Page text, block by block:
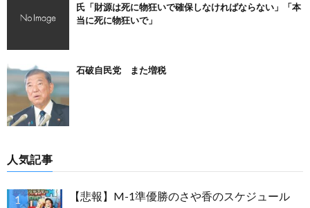
氏「財源は死に物狂いで確保しなければならない」「本
当に死に物狂いで」
石破自民党 また増税
人気記事
【悲報】M-1準優勝のさや香のスケジュール